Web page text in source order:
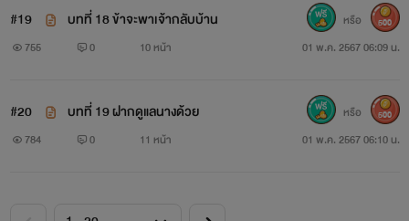
#19 บทที่ 18 ข้าจะพาเจ้ากลับบ้าน
755 0 10 หน้า 01 พ.ค. 2567 06:09 น.
หรือ 500
#20 บทที่ 19 ฝากดูแลนางด้วย
784 0 11 หน้า 01 พ.ค. 2567 06:10 น.
หรือ 500